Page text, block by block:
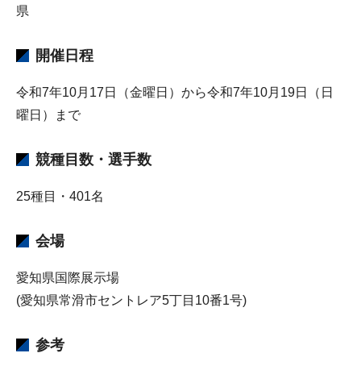
県
開催日程
令和7年10月17日（金曜日）から令和7年10月19日（日
曜日）まで
競種目数・選手数
25種目・401名
会場
愛知県国際展示場
(愛知県常滑市セントレア5丁目10番1号)
参考